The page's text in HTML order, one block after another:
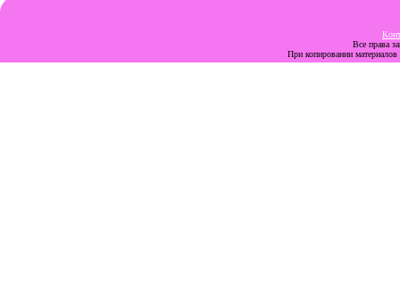
Все права
При копировании материалов